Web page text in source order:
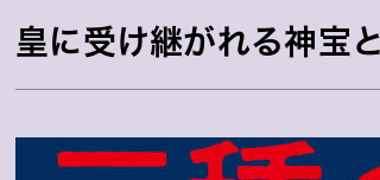
皇に受け継がれる神宝